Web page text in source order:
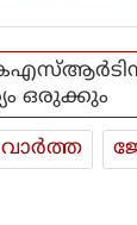
ഒരുക്കും
വാര്‍ത്ത